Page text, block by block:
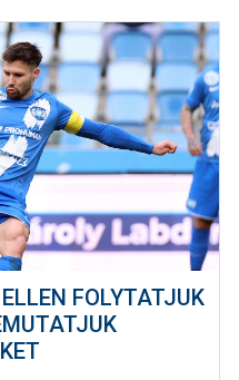
FOLYTATJUK